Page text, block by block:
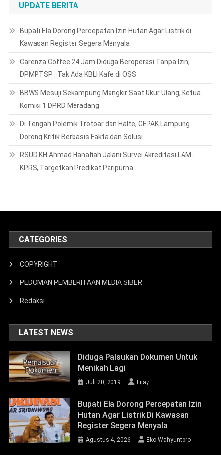
UPDATE BERITA
Bupati Ela Dorong Percepatan Izin Hutan Agar Listrik di
Kawasan Register Segera Menyala
Carenza Coffee 24 Jam Diduga Beroperasi Tanpa Izin,
DPMPTSP : Tak Ada KBLI Kafe di OSS
BBWS Mesuji Sekampung Mangkir Saat Ukur Ulang, Ketua
Komisi 1 DPRD Meradang
Di Tengah Polemik Trotoar dan Halte, GEPAK Lampung
Dorong Kritik Berbasis Fakta dan Solusi
RSUD KH Ahmad Hanafiah Jalani Survei Akreditasi LAM-
KPRS, Targetkan Predikat Paripurna
CATEGORIES
COPYRIGHT
PEDOMAN PEMBERITAAN MEDIA SIBER
Redaksi
LATEST NEWS
Diduga Palsukan Dokumen Untuk
Menikah Lagi
Juli 20, 2019 Fijay
Bupati Ela Dorong Percepatan Izin
Hutan Agar Listrik Di Kawasan
Register Segera Menyala
Agustus 4, 2026 Eko Wahyuntoro